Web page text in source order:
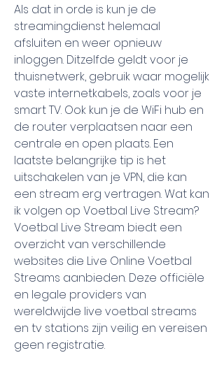
Als dat in orde is kun je de
streamingdienst helemaal
afsluiten en weer opnieuw
inloggen. Ditzelfde geldt voor je
thuisnetwerk, gebruik waar mogelijk
vaste internetkabels, zoals voor je
smart TV. Ook kun je de WiFi hub en
de router verplaatsen naar een
centrale en open plaats. Een
laatste belangrijke tip is het
uitschakelen van je VPN, die kan
een stream erg vertragen. Wat kan
ik volgen op Voetbal Live Stream?
Voetbal Live Stream biedt een
overzicht van verschillende
websites die Live Online Voetbal
Streams aanbieden. Deze officiële
en legale providers van
wereldwijde live voetbal streams
en tv stations zijn veilig en vereisen
geen registratie.